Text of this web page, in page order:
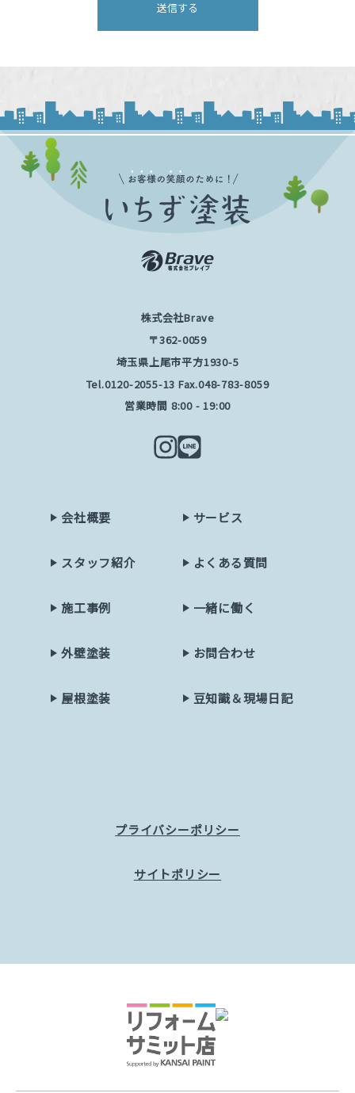
株式会社Brave
〒362-0059
埼玉県上尾市平方1930-5
Tel.0120-2055-13 Fax.048-783-8059
営業時間 8:00 - 19:00
会社概要
スタッフ紹介
施工事例
外壁塗装
屋根塗装
サービス
よくある質問
一緒に働く
お問合わせ
豆知識＆現場日記
プライバシーポリシー
サイトポリシー